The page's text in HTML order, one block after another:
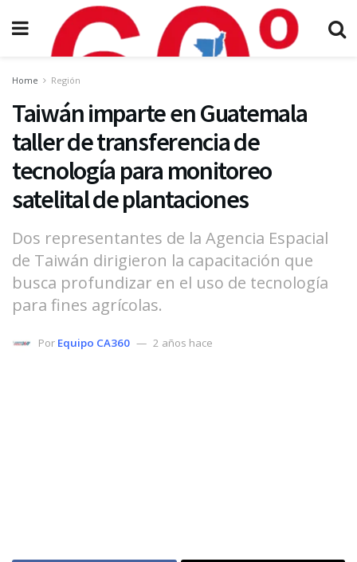
Home Región
Taiwán imparte en Guatemala
taller de transferencia de
tecnología para monitoreo
satelital de plantaciones
Dos representantes de la Agencia Espacial
de Taiwán dirigieron la capacitación que
busca profundizar en el uso de tecnología
para fines agrícolas.
Por Equipo CA360 2 años hace